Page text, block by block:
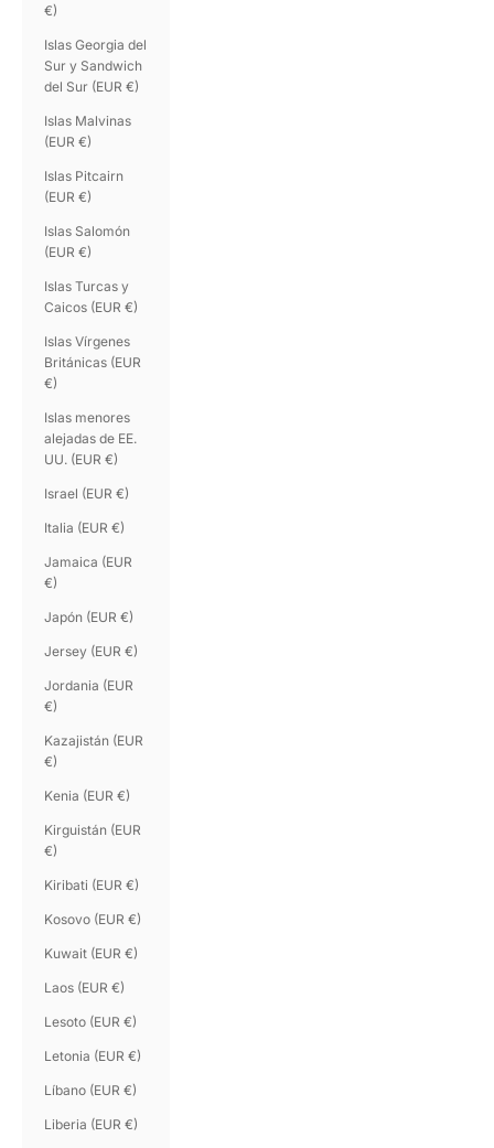
€)
Islas Georgia del
Sur y Sandwich
del Sur (EUR €)
Islas Malvinas
(EUR €)
Islas Pitcairn
(EUR €)
Islas Salomón
(EUR €)
Islas Turcas y
Caicos (EUR €)
Islas Vírgenes
Británicas (EUR
€)
Islas menores
alejadas de EE.
UU. (EUR €)
Israel (EUR €)
Italia (EUR €)
Jamaica (EUR
€)
Japón (EUR €)
Jersey (EUR €)
Jordania (EUR
€)
Kazajistán (EUR
€)
Kenia (EUR €)
Kirguistán (EUR
€)
Kiribati (EUR €)
Kosovo (EUR €)
Kuwait (EUR €)
Laos (EUR €)
Lesoto (EUR €)
Letonia (EUR €)
Líbano (EUR €)
Liberia (EUR €)